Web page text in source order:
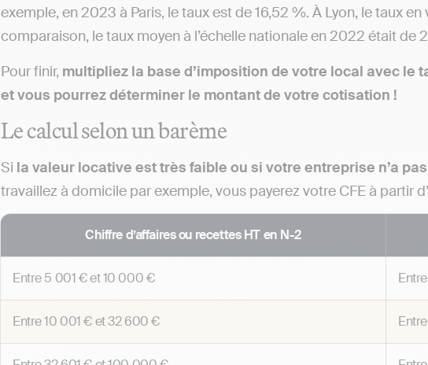
exemple, en 2023 à Paris, le taux est de 16,52 %. À Lyon, le taux
comparaison, le taux moyen à l’échelle nationale en 2022 était de
Pour finir, multipliez la base d’imposition de votre local avec le
et vous pourrez déterminer le montant de votre cotisation !
Le calcul selon un barème
Si la valeur locative est très faible ou si votre entreprise n’a
travaillez à domicile par exemple, vous payerez votre CFE à partir
Chiffre d’affaires ou recettes HT en N-2
Entre5 001 €et10 000 €
Entre10 001 €et32 600 €